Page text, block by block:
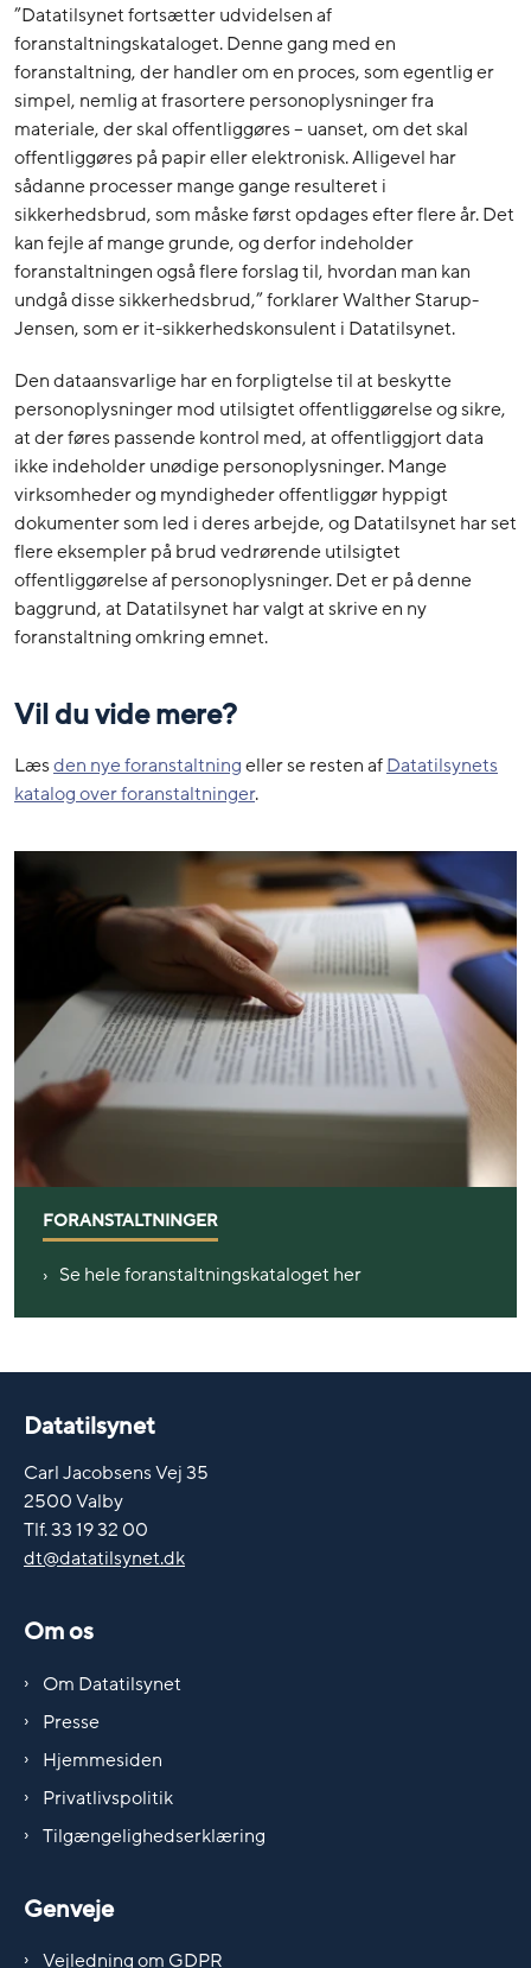
”Datatilsynet fortsætter udvidelsen af
foranstaltningskataloget. Denne gang med en
foranstaltning, der handler om en proces, som egentlig er
simpel, nemlig at frasortere personoplysninger fra
materiale, der skal offentliggøres – uanset, om det skal
offentliggøres på papir eller elektronisk. Alligevel har
sådanne processer mange gange resulteret i
sikkerhedsbrud, som måske først opdages efter flere år. Det
kan fejle af mange grunde, og derfor indeholder
foranstaltningen også flere forslag til, hvordan man kan
undgå disse sikkerhedsbrud,” forklarer Walther Starup-
Jensen, som er it-sikkerhedskonsulent i Datatilsynet.
Den dataansvarlige har en forpligtelse til at beskytte
personoplysninger mod utilsigtet offentliggørelse og sikre,
at der føres passende kontrol med, at offentliggjort data
ikke indeholder unødige personoplysninger. Mange
virksomheder og myndigheder offentliggør hyppigt
dokumenter som led i deres arbejde, og Datatilsynet har set
flere eksempler på brud vedrørende utilsigtet
offentliggørelse af personoplysninger. Det er på denne
baggrund, at Datatilsynet har valgt at skrive en ny
foranstaltning omkring emnet.
Vil du vide mere?
Læsden nye foranstaltningeller se resten afDatatilsynets
katalog over foranstaltninger.
FORANSTALTNINGER
Se hele foranstaltningskataloget her
Datatilsynet
Carl Jacobsens Vej 35
2500 Valby
Tlf. 33 19 32 00
dt@datatilsynet.dk
Om os
Om Datatilsynet
Presse
Hjemmesiden
Privatlivspolitik
Tilgængelighedserklæring
Genveje
Vejledning om GDPR